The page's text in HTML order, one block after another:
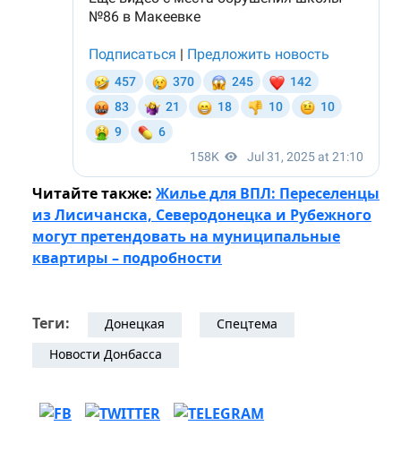
Читайте также: Жилье для ВПЛ: Переселенцы
из Лисичанска, Северодонецка и Рубежного
могут претендовать на муниципальные
квартиры – подробности
Теги: Донецкая
Спецтема
Новости Донбасса